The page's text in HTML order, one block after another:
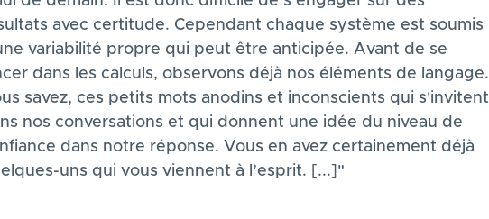
avec certitude. Cependant chaque système est soumis
variabilité propre qui peut être anticipée. Avant de se
dans les calculs, observons déjà nos éléments de langage.
savez, ces petits mots anodins et inconscients qui s'invitent
nos conversations et qui donnent une idée du niveau de
dans notre réponse. Vous en avez certainement déjà
uns qui vous viennent à l’esprit. [...]"